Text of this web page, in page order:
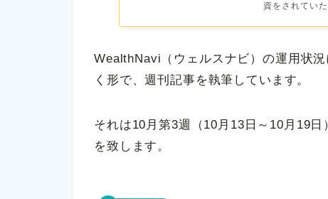
資をされてい
WealthNavi（ウェルスナビ）の運用状
く形で、週刊記事を執筆しています。
それは10月第3週（10月13日～10月19日
を致します。